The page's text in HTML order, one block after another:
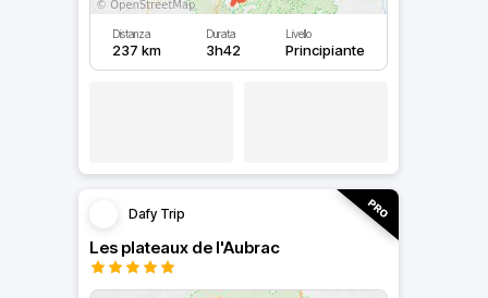
Distanza
237 km
Durata
3h42
Livello
Principiante
Dafy Trip
Les plateaux de l'Aubrac